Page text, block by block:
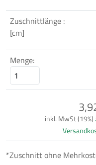
Zuschnittlänge :
[cm]
Menge:
inkl. MwSt (19%)
*Zuschnitt ohne